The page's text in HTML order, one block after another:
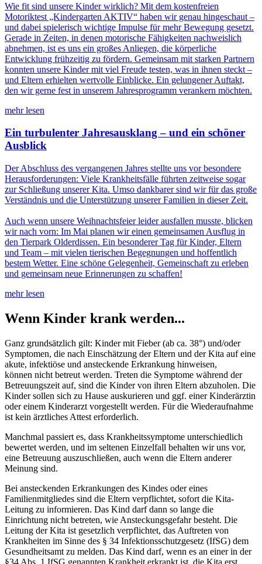
Wie fit sind unsere Kinder wirklich? Mit dem kostenfreien
Motoriktest „Kindergarten AKTIV“ haben wir genau hingeschaut –
und dabei spielerisch wichtige Impulse für mehr Bewegung gesetzt.
Gerade in Zeiten, in denen motorische Fähigkeiten nachweislich
abnehmen, ist es uns ein großes Anliegen, die körperliche
Entwicklung frühzeitig zu fördern. Gemeinsam mit starken Partnern
konnten unsere Kinder mit viel Freude testen, was in ihnen steckt –
und Eltern erhielten wertvolle Einblicke. Ein gelungener Auftakt,
den wir gerne fest in unserem Jahresprogramm verankern möchten.
mehr lesen
Ein turbulenter Jahresausklang – und ein schöner
Ausblick
Der Abschluss des vergangenen Jahres stellte uns vor besondere
Herausforderungen: Viele Krankheitsfälle führten zeitweise sogar
zur Schließung unserer Kita. Umso dankbarer sind wir für das große
Verständnis und die Unterstützung unserer Familien in dieser Zeit.
Auch wenn unsere Weihnachtsfeier leider ausfallen musste, blicken
wir nach vorn: Im Mai planen wir einen gemeinsamen Ausflug in
den Tierpark Olderdissen. Ein besonderer Tag für Kinder, Eltern
und Team – mit vielen tierischen Begegnungen und hoffentlich
bestem Wetter. Eine schöne Gelegenheit, Gemeinschaft zu erleben
und gemeinsam neue Erinnerungen zu schaffen!
mehr lesen
Wenn Kinder krank werden...
Ganz grundsätzlich gilt: Kinder mit Fieber (ab ca. 38°) und/oder
Symptomen, die nach Einschätzung der Eltern und der Kita auf eine
akute, infektiöse und ansteckende Erkrankung hinweisen,
können nicht betreut werden. Treten die Symptome während der
Betreuungszeit auf, sind die Kinder von ihren Eltern abzuholen. Die
Kinder sollen sich zu Hause auskurieren und ggf. einer Kinderärztin
oder einem Kinderarzt vorgestellt werden. Für die Wiederaufnahme
ist kein ärztliches Attest erforderlich.
Manchmal passiert es, dass Krankheitssymptome unterschiedlich
bewertet werden, und im seltenen Einzelfall behalten wir uns vor,
eine Betreuung auszuschließen, auch wenn die Eltern anderer
Meinung sind.
Bei ansteckenden Erkrankungen des Kindes oder eines
Familienmitgliedes sind die Eltern verpflichtet, sofort die Kita-
Leitung zu informieren. Das Kind darf dann so lange die
Einrichtung nicht betreten, wie Ansteckungsgefahr besteht. Die
Leitung der Kita ist gesetzlich verpflichtet, das Auftreten von
Krankheiten im Sinne des § 34 Infektionsschutzgesetz (IfSG) dem
Gesundheitsamt zu melden. Das Kind darf, wenn es an einer in der
§34 Abs. 1 IfSG genannten Krankheit erkrankt ist, die Kita erst